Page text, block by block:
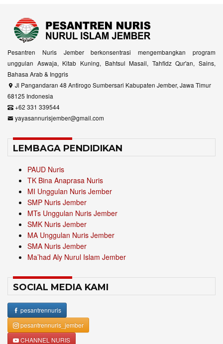
Pesantren Nuris Jember berkonsentrasi mengembangkan program
unggulan Aswaja, Kitab Kuning, Bahtsul Masail, Tahfidz Qur'an, Sains,
Bahasa Arab & Inggris
Jl Pangandaran 48 Antirogo Sumbersari Kabupaten Jember, Jawa Timur
68125 Indonesia
+62 331 339544
yayasannurisjember@gmail.com
LEMBAGA PENDIDIKAN
PAUD Nuris
TK Bina Anaprasa Nuris
MI Unggulan Nuris Jember
SMP Nuris Jember
MTs Unggulan Nuris Jember
SMK Nuris Jember
MA Unggulan Nuris Jember
SMA Nuris Jember
Ma’had Aly Nurul Islam Jember
SOCIAL MEDIA KAMI
pesantrennuris
pesantrennuris_jember
CHANNEL NURIS